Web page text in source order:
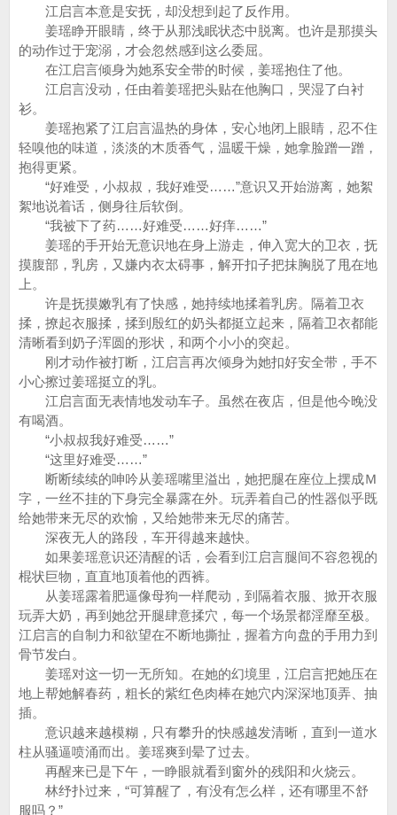
江启言本意是安抚，却没想到起了反作用。
姜瑶睁开眼睛，终于从那浅眠状态中脱离。也许是那摸头
的动作过于宠溺，才会忽然感到这么委屈。
在江启言倾身为她系安全带的时候，姜瑶抱住了他。
江启言没动，任由着姜瑶把头贴在他胸口，哭湿了白衬
衫。
姜瑶抱紧了江启言温热的身体，安心地闭上眼睛，忍不住
轻嗅他的味道，淡淡的木质香气，温暖干燥，她拿脸蹭一蹭，
抱得更紧。
“好难受，小叔叔，我好难受……”意识又开始游离，她絮
絮地说着话，侧身往后软倒。
“我被下了药……好难受……好痒……”
姜瑶的手开始无意识地在身上游走，伸入宽大的卫衣，抚
摸腹部，乳房，又嫌内衣太碍事，解开扣子把抹胸脱了甩在地
上。
许是抚摸嫩乳有了快感，她持续地揉着乳房。隔着卫衣
揉，撩起衣服揉，揉到殷红的奶头都挺立起来，隔着卫衣都能
清晰看到奶子浑圆的形状，和两个小小的突起。
刚才动作被打断，江启言再次倾身为她扣好安全带，手不
小心擦过姜瑶挺立的乳。
江启言面无表情地发动车子。虽然在夜店，但是他今晚没
有喝酒。
“小叔叔我好难受……”
“这里好难受……”
断断续续的呻吟从姜瑶嘴里溢出，她把腿在座位上摆成Ｍ
字，一丝不挂的下身完全暴露在外。玩弄着自己的性器似乎既
给她带来无尽的欢愉，又给她带来无尽的痛苦。
深夜无人的路段，车开得越来越快。
如果姜瑶意识还清醒的话，会看到江启言腿间不容忽视的
棍状巨物，直直地顶着他的西裤。
从姜瑶露着肥逼像母狗一样爬动，到隔着衣服、掀开衣服
玩弄大奶，再到她岔开腿肆意揉穴，每一个场景都淫靡至极。
江启言的自制力和欲望在不断地撕扯，握着方向盘的手用力到
骨节发白。
姜瑶对这一切一无所知。在她的幻境里，江启言把她压在
地上帮她解春药，粗长的紫红色肉棒在她穴内深深地顶弄、抽
插。
意识越来越模糊，只有攀升的快感越发清晰，直到一道水
柱从骚逼喷涌而出。姜瑶爽到晕了过去。
再醒来已是下午，一睁眼就看到窗外的残阳和火烧云。
林纾扑过来，“可算醒了，有没有怎么样，还有哪里不舒
服吗？”